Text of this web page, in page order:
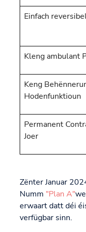
Einfach
Kleng ambulant
Keng
Hodenfunktioun
Permanent
Joer
Zënter Januar
Numm "Plan A"
erwaart datt déi
verfügbar sinn.